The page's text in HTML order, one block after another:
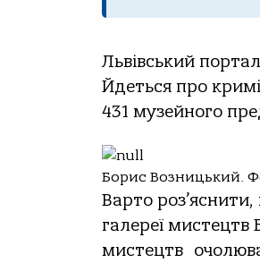
Львівський
Йдеться про
431 музейного
Борис Возницький.
Варто роз’яснити,
галереї мистецтв
мистецтв